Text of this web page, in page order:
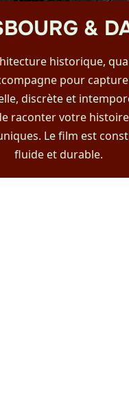
&
historique,
pour
discrète et
raconter votre
Le film est
fluide et durable.